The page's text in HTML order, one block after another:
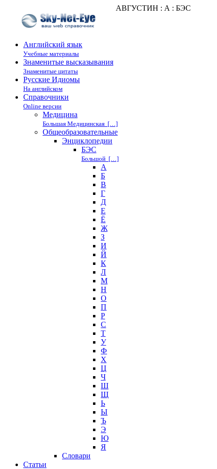
АВГУСТИН : А : БЭС
Английский язык
Учебные материалы
Знаменитые высказывания
Знаменитые цитаты
Русские Идиомы
На английском
Справочники
Online версии
Медицина
Большая Медицинская […]
Общеобразовательные
Энциклопедии
БЭС
Большой […]
А
Б
В
Г
Д
Е
Ё
Ж
З
И
Й
К
Л
М
Н
О
П
Р
С
Т
У
Ф
Х
Ц
Ч
Ш
Щ
Ь
Ы
Ъ
Э
Ю
Я
Cловари
Статьи